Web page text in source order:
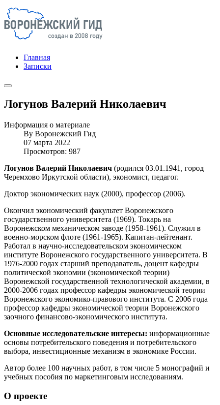
Главная
Записки
Логунов Валерий Николаевич
Информация о материале
By Воронежский Гид
07 марта 2022
Просмотров: 987
Логунов Валерий Николаевич (родился 03.01.1941, город
Черемхово Иркутской области), экономист, педагог.
Доктор экономических наук (2000), профессор (2006).
Окончил экономический факультет Воронежского
государственного университета (1969). Токарь на
Воронежском механическом заводе (1958-1961). Служил в
военно-морском флоте (1961-1965). Капитан-лейтенант.
Работал в научно-исследовательском экономическом
институте Воронежского государственного университета. В
1976-2000 годах старший преподаватель, доцент кафедры
политической экономии (экономической теории)
Воронежской государственной технологической академии, в
2000-2006 годах профессор кафедры экономической теории
Воронежского экономико-правового института. С 2006 года
профессор кафедры экономической теории Воронежского
заочного финансово-экономического института.
Основные исследовательские интересы: информационные
основы потребительского поведения и потребительского
выбора, инвестиционные механизм в экономике России.
Автор более 100 научных работ, в том числе 5 монографий и
учебных пособия по маркетинговым исследованиям.
О проекте